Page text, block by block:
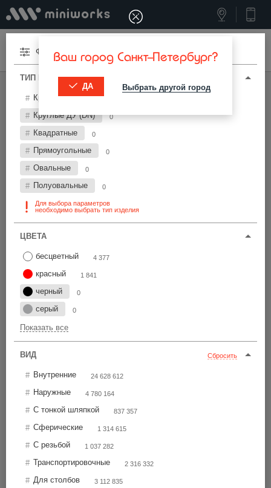
Меню Ваш город Санкт-Петербург?
ДА Выбрать другой город
МИНИВОРКС ПРО /ЗАГЛУШКИ ДЛЯ ТРУБ
Найти
Фильтры
ТИП И ПАРАМЕТРЫ
Круглые
Круглые ДУ (DN) 0
Квадратные 0
Прямоугольные 0
Овальные 0
Полуовальные 0
Для выбора параметров
необходимо выбрать тип изделия
ЦВЕТА
бесцветный 4 377
красный 1 841
черный 0
серый 0
Показать все
ВИД Сбросить
Внутренние 24 628 612
Наружные 4 780 164
С тонкой шляпкой 837 357
Сферические 1 314 615
С резьбой 1 037 282
Транспортировочные 2 316 332
Для столбов 3 112 835
Цена по возрастанию
40.3
Ø225
от 87,10 р.